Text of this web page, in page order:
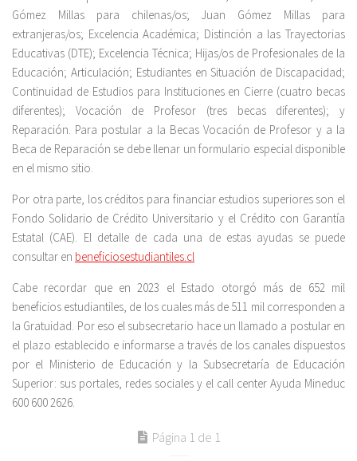
Gómez Millas para chilenas/os; Juan Gómez Millas para
extranjeras/os; Excelencia Académica; Distinción a las Trayectorias
Educativas (DTE); Excelencia Técnica; Hijas/os de Profesionales de la
Educación; Articulación; Estudiantes en Situación de Discapacidad;
Continuidad de Estudios para Instituciones en Cierre (cuatro becas
diferentes); Vocación de Profesor (tres becas diferentes); y
Reparación. Para postular a la Becas Vocación de Profesor y a la
Beca de Reparación se debe llenar un formulario especial disponible
en el mismo sitio.
Por otra parte, los créditos para financiar estudios superiores son el
Fondo Solidario de Crédito Universitario y el Crédito con Garantía
Estatal (CAE). El detalle de cada una de estas ayudas se puede
consultar en beneficiosestudiantiles.cl
Cabe recordar que en 2023 el Estado otorgó más de 652 mil
beneficios estudiantiles, de los cuales más de 511 mil corresponden a
la Gratuidad. Por eso el subsecretario hace un llamado a postular en
el plazo establecido e informarse a través de los canales dispuestos
por el Ministerio de Educación y la Subsecretaría de Educación
Superior: sus portales, redes sociales y el call center Ayuda Mineduc
600 600 2626.
Página 1 de 1